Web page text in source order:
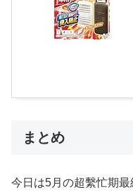
まとめ
今日は5月の超繫忙期